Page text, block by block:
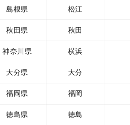
島根県 松江
秋田県 秋田
神奈川県 横浜
大分県 大分
福岡県 福岡
徳島県 徳島